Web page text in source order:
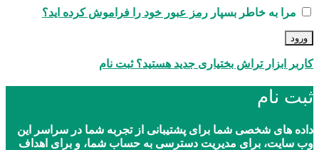
مرا به خاطر بسپار رمز عبور خود را فراموش کرده اید؟
ورود
کاربر ابزار تراش بختیاری جدید هستید؟ ثبت نام
ثبت نام
داده های شخصی شما برای پشتیبانی از تجربه شما در سراسر این
وب سایت، برای مدیریت دسترسی به حساب شما، و برای اهداف